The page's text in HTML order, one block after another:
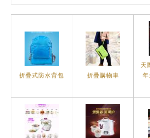
折疊式防水背包 折疊購物車
天
年